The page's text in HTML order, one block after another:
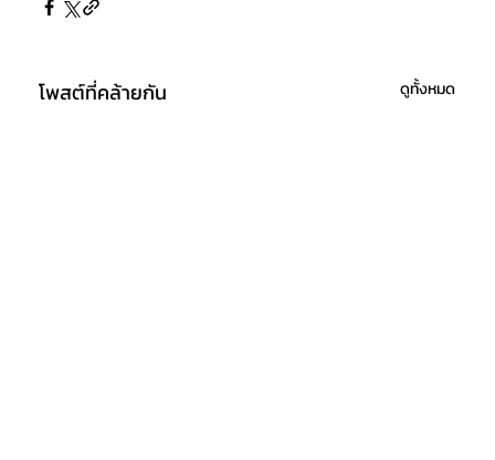
โพสต์ที่คล้ายกัน ดูทั้งหมด